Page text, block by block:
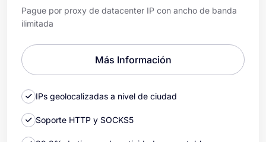
Pague por proxy de datacenter IP con ancho de banda
ilimitada
Más Información
IPs geolocalizadas a nivel de ciudad
Soporte HTTP y SOCKS5